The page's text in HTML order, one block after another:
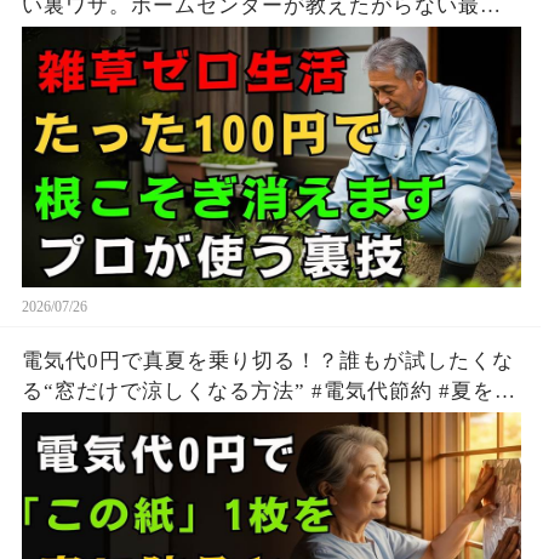
い裏ワザ。ホームセンターが教えたがらない最強
の天然除草剤の作り方 | 雑草対策 | 安全な除草方法
| シニア 園芸
2026/07/26
電気代0円で真夏を乗り切る！？誰もが試したくな
る“窓だけで涼しくなる方法” #電気代節約 #夏を快